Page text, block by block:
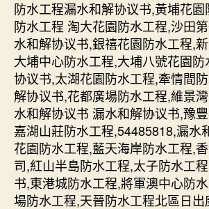
防水工程漏水和解协议书,黃埔花
防水工程 淘大花園防水工程,沙田
水和解协议书,銀禧花園防水工程,
大埔中心防水工程,大埔八號花園
协议书,太湖花園防水工程,牽情間
解协议书,花都廣場防水工程,維景
水和解协议书 漏水和解协议书,豫
嘉湖山莊防水工程,54485818,漏水
花園防水工程,藍天海岸防水工程,
司,紅山半島防水工程,太子防水工
书,東港城防水工程,將軍澳中心防
場防水工程,天晉防水工程北區日